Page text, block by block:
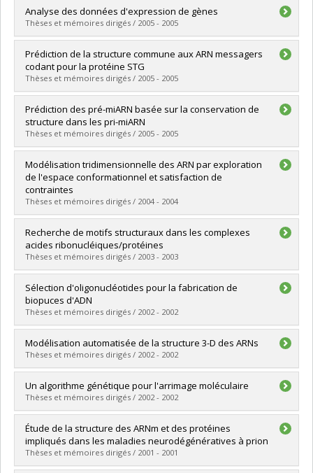
Diplômé(e) :Parisien, Marc
Cycle : Maîtrise
Diplôme obtenu :M. Sc.
Lien vers le document dans Papyrus
Analyse des données d'expression de gènes
Thèses et mémoires dirigés / 2005 - 2005
Diplômé(e) : Paquet, Éric
Cycle :Maîtrise
Diplôme obtenu :M. Sc.
Lien vers le document dans Papyrus
Prédiction de la structure commune aux ARN messagers
codant pour la protéine STG
Thèses et mémoires dirigés / 2005 - 2005
Diplômé(e) :Terbaoui, Ratiba
Cycle :Maîtrise
Diplôme obtenu :M. Sc.
Lien vers le document dans Papyrus
Prédiction des pré-miARN basée sur la conservation de
structure dans les pri-miARN
Thèses et mémoires dirigés / 2005 - 2005
Diplômé(e) : Tibiche, Chabane
Cycle :Maîtrise
Diplôme obtenu :
Lien vers le document dans Papyrus
Modélisation tridimensionnelle des ARN par exploration
de l'espace conformationnel et satisfaction de
contraintes
Thèses et mémoires dirigés / 2004 - 2004
Diplômé(e) :Thibault, Philippe
Cycle : Maîtrise
Diplôme obtenu :M. Sc.
Lien vers le document dans Papyrus
Recherche de motifs structuraux dans les complexes
acides ribonucléiques/protéines
Thèses et mémoires dirigés / 2003 - 2003
Diplômé(e) :Drapeau, Mathieu
Cycle :Maîtrise
Diplôme obtenu :M. Sc.
Lien vers le document dans Papyrus
Sélection d'oligonucléotides pour la fabrication de
biopuces d'ADN
Thèses et mémoires dirigés / 2002 - 2002
Diplômé(e) : Dallaire, Paul
Cycle : Maîtrise
Diplôme obtenu :M. Sc.
Lien vers le document dans Papyrus
Modélisation automatisée de la structure 3-D des ARNs
Thèses et mémoires dirigés / 2002 - 2002
Diplômé(e) :Lemieux, Sébastien
Cycle : Doctorat
Diplôme obtenu :Ph. D.
Lien vers le document dans Papyrus
Un algorithme génétique pour l'arrimage moléculaire
Thèses et mémoires dirigés / 2002 - 2002
Diplômé(e) :Levac, François
Cycle :Maîtrise
Diplôme obtenu :M. Sc.
Lien vers le document dans Papyrus
Étude de la structure des ARNm et des protéines
impliqués dans les maladies neurodégénératives à prion
Thèses et mémoires dirigés / 2001 - 2001